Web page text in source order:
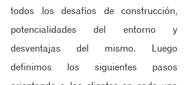
todos los desafíos de construcción,
potencialidades del entorno y
desventajas del mismo. Luego
definimos los siguientes pasos